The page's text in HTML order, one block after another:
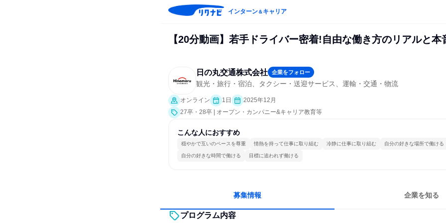
インターン＆キャリア
【20分動画】若手ドライバー密着!自由な働き方のリアルと本
日の丸交通株式会社 企業をフォロー
観光・旅行・宿泊、タクシー・送迎サービス、運輸・交通・物流
オンライン 1日
2025年12月
27卒・28卒 | オープン・カンパニー&キャリア教育等
こんな人におすすめ
穏やかで互いのペースを尊重 情熱を持って仕事に取り組む 冷静に仕事に取り組む 自分の好きな場所で働ける
自分の好きな時間で働ける 目標に追われず働ける
募集情報 企業を知る
プログラム内容